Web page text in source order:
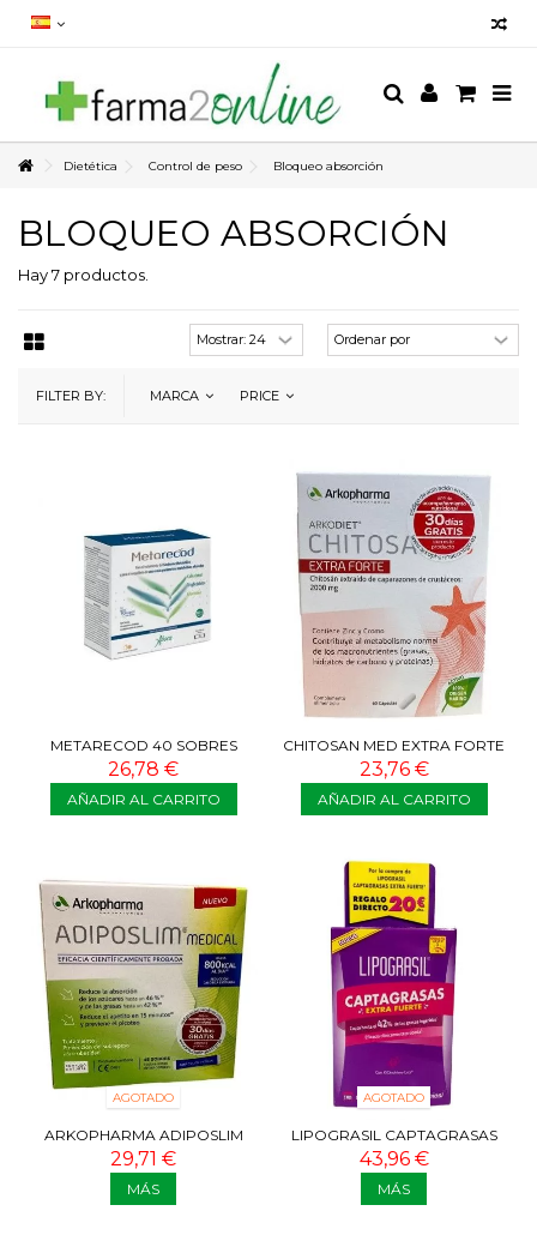
Dietética Control de peso Bloqueo absorción
BLOQUEO ABSORCIÓN
Hay 7 productos.
FILTER BY: MARCA PRICE
METARECOD 40 SOBRES
26,78 €
AÑADIR AL CARRITO
CHITOSAN MED EXTRA FORTE
60 CAPS
23,76 €
AÑADIR AL CARRITO
AGOTADO
ARKOPHARMA ADIPOSLIM
MEDICAL 45 SOBRES
29,71 €
MÁS
AGOTADO
LIPOGRASIL CAPTAGRASAS
EXTRA FUERTE 180 CAPSULAS
43,96 €
MÁS